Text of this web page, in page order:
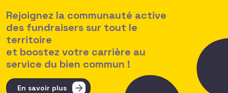
Rejoignez la communauté active
des fundraisers sur tout le
territoire
et boostez votre carrière au
service du bien commun !
En savoir plus